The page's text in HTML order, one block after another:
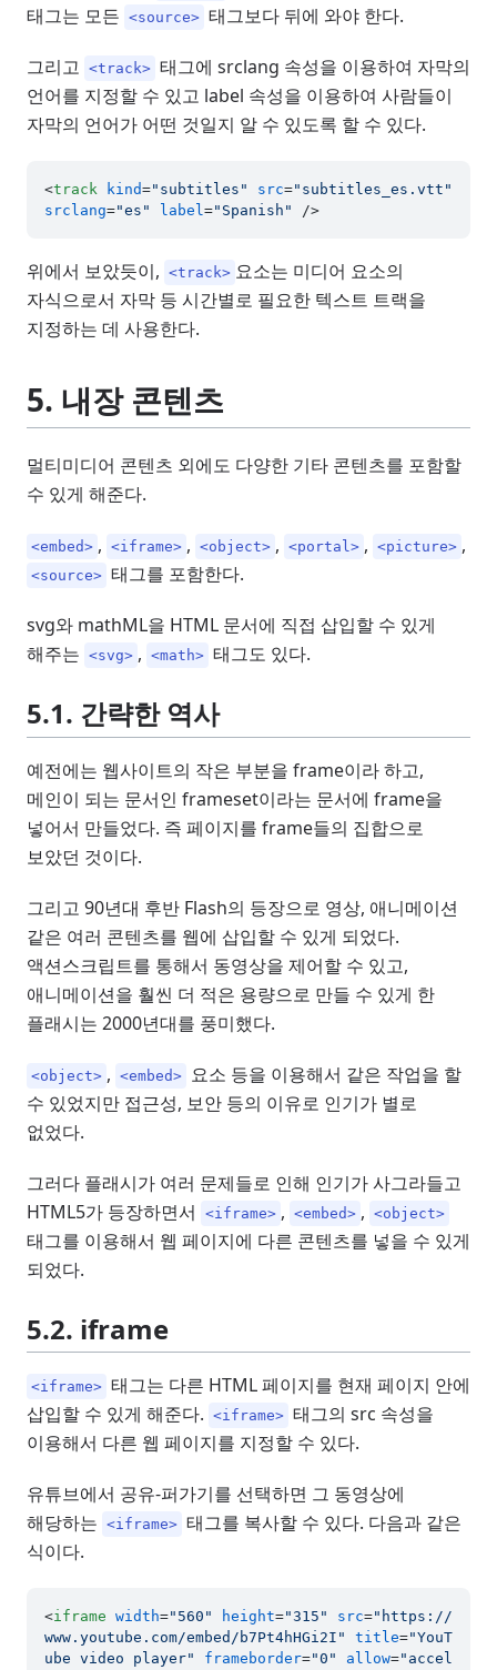
태그는 모든 <source> 태그보다 뒤에 와야 한다.
그리고 <track> 태그에 srclang 속성을 이용하여 자막의
언어를 지정할 수 있고 label 속성을 이용하여 사람들이
자막의 언어가 어떤 것일지 알 수 있도록 할 수 있다.
<track kind="subtitles" src="subtitles_es.vtt"
srclang="es" label="Spanish" />
위에서 보았듯이, <track> 요소는 미디어 요소의
자식으로서 자막 등 시간별로 필요한 텍스트 트랙을
지정하는 데 사용한다.
5. 내장 콘텐츠
멀티미디어 콘텐츠 외에도 다양한 기타 콘텐츠를 포함할
수 있게 해준다.
<embed> , <iframe> , <object> , <portal> , <picture> ,
<source> 태그를 포함한다.
svg와 mathML을 HTML 문서에 직접 삽입할 수 있게
해주는 <svg> , <math> 태그도 있다.
5.1. 간략한 역사
예전에는 웹사이트의 작은 부분을 frame이라 하고,
메인이 되는 문서인 frameset이라는 문서에 frame을
넣어서 만들었다. 즉 페이지를 frame들의 집합으로
보았던 것이다.
그리고 90년대 후반 Flash의 등장으로 영상, 애니메이션
같은 여러 콘텐츠를 웹에 삽입할 수 있게 되었다.
액션스크립트를 통해서 동영상을 제어할 수 있고,
애니메이션을 훨씬 더 적은 용량으로 만들 수 있게 한
플래시는 2000년대를 풍미했다.
<object> , <embed> 요소 등을 이용해서 같은 작업을 할
수 있었지만 접근성, 보안 등의 이유로 인기가 별로
없었다.
그러다 플래시가 여러 문제들로 인해 인기가 사그라들고
HTML5가 등장하면서
<iframe> , <embed> , <object>
태그를 이용해서 웹 페이지에 다른 콘텐츠를 넣을 수 있게
되었다.
5.2. iframe
<iframe> 태그는 다른 HTML 페이지를 현재 페이지 안에
삽입할 수 있게 해준다. <iframe> 태그의 src 속성을
이용해서 다른 웹 페이지를 지정할 수 있다.
유튜브에서 공유-퍼가기를 선택하면 그 동영상에
해당하는 <iframe> 태그를 복사할 수 있다. 다음과 같은
식이다.
<iframe width="560" height="315" src="https://
www.youtube.com/embed/b7Pt4hHGi2I"
title="YouT
ube video player"
frameborder="0" allow="accel